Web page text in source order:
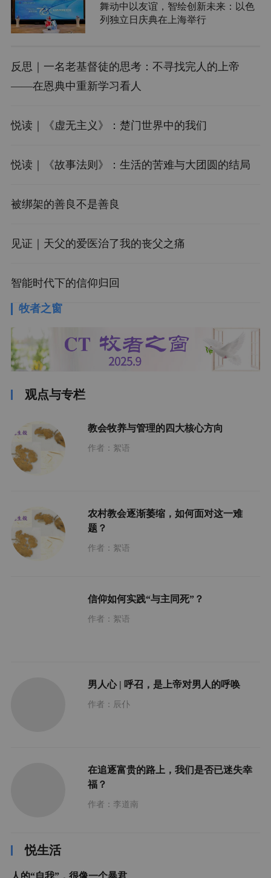
舞动中以友谊，智绘创新未来：以色
列独立日庆典在上海举行
反思｜一名老基督徒的思考：不寻找完人的上帝
——在恩典中重新学习看人
悦读｜《虚无主义》：楚门世界中的我们
悦读｜《故事法则》：生活的苦难与大团圆的结局
被绑架的善良不是善良
见证｜天父的爱医治了我的丧父之痛
智能时代下的信仰归回
牧者之窗
观点与专栏
教会牧养与管理的四大核心方向
作者：絮语
农村教会逐渐萎缩，如何面对这一难
题？
作者：絮语
信仰如何实践“与主同死”？
作者：絮语
男人心 | 呼召，是上帝对男人的呼唤
作者：辰仆
在追逐富贵的路上，我们是否已迷失幸
福？
作者：李道南
悦生活
人的“自我”，很像一个暴君